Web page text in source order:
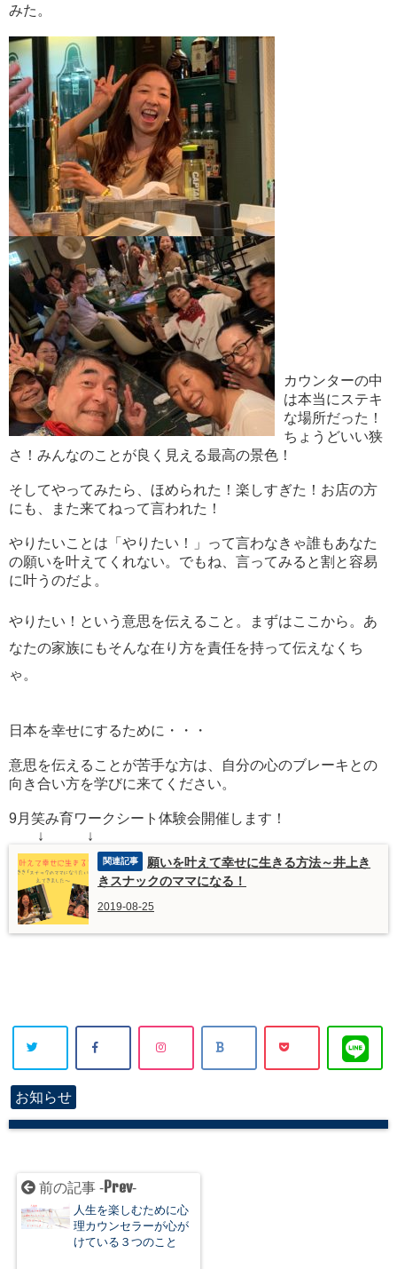
みた。
カウンターの中
は本当にステキ
な場所だった！
ちょうどいい狭
さ！みんなのことが良く見える最高の景色！
そしてやってみたら、ほめられた！楽しすぎた！お店の方
にも、また来てねって言われた！
やりたいことは「やりたい！」って言わなきゃ誰もあなた
の願いを叶えてくれない。でもね、言ってみると割と容易
に叶うのだよ。
やりたい！という意思を伝えること。まずはここから。あ
なたの家族にもそんな在り方を責任を持って伝えなくち
ゃ。
日本を幸せにするために・・・
意思を伝えることが苦手な方は、自分の心のブレーキとの
向き合い方を学びに来てください。
9月笑み育ワークシート体験会開催します！
↓ ↓
願いを叶えて幸せに生きる方法～井上き
きスナックのママになる！
2019-08-25
お知らせ
前の記事 -Prev-
人生を楽しむために心
理カウンセラーが心が
けている３つのこと